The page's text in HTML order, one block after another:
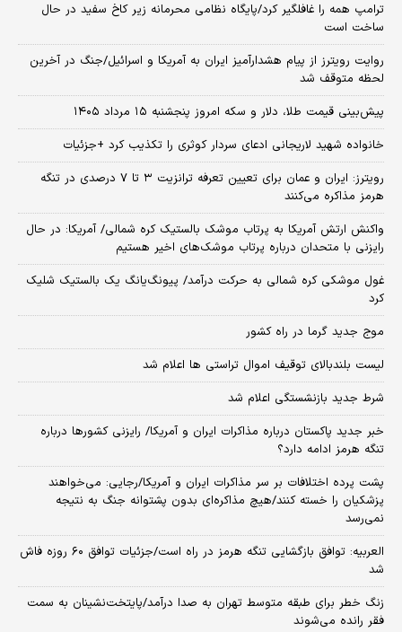
ترامپ همه را غافلگیر کرد/پایگاه نظامی محرمانه زیر کاخ سفید در حال
ساخت است
روایت رویترز از پیام هشدارآمیز ایران به آمریکا و اسرائیل/جنگ در آخرین
لحظه متوقف شد
پیش‌بینی قیمت طلا، دلار و سکه امروز پنجشنبه ۱۵ مرداد ۱۴۰۵
خانواده شهید لاریجانی ادعای سردار کوثری را تکذیب کرد +جزئیات
رویترز: ایران و عمان برای تعیین تعرفه ترانزیت ۳ تا ۷ درصدی در تنگه
هرمز مذاکره می‌کنند
واکنش ارتش آمریکا به پرتاب موشک بالستیک کره شمالی/ آمریکا: در حال
رایزنی با متحدان درباره پرتاب موشک‌های اخیر هستیم
غول موشکی کره شمالی به حرکت درآمد/ پیونگ‌یانگ یک بالستیک شلیک
کرد
موج جدید گرما در راه کشور
لیست بلندبالای توقیف اموال تراستی ها اعلام شد
شرط جدید بازنشستگی اعلام شد
خبر جدید پاکستان درباره مذاکرات ایران و آمریکا/ رایزنی کشورها درباره
تنگه هرمز ادامه دارد؟
پشت پرده اختلافات بر سر مذاکرات ایران و آمریکا/رجایی: می‌خواهند
پزشکیان را خسته کنند/هیچ مذاکره‌ای بدون پشتوانه جنگ به نتیجه
نمی‌رسد
العربیه: توافق بازگشایی تنگه هرمز در راه است/جزئیات توافق ۶۰ روزه فاش
شد
زنگ خطر برای طبقه متوسط تهران به صدا درآمد/پایتخت‌نشینان به سمت
فقر رانده می‌شوند